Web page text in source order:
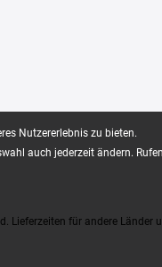
Lieferzeiten für andere Länder
Nutzererlebnis zu bieten.
auch jederzeit ändern. Rufen